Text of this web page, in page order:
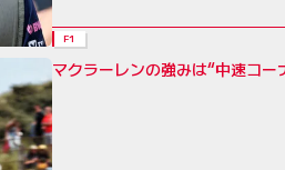
F1
マクラーレンの強みは“中速コー